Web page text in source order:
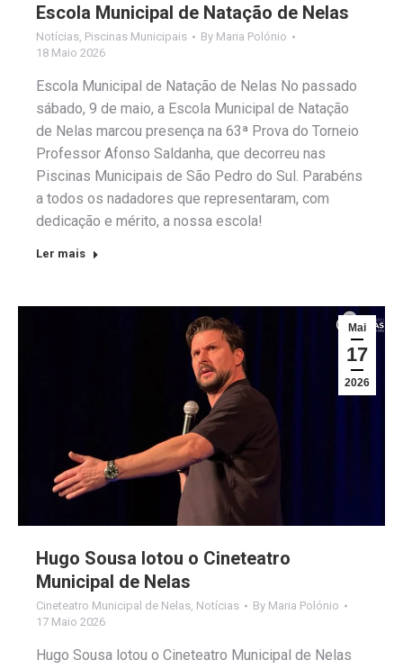
Escola Municipal de Natação de Nelas
Notícias Piscinas Municipais By Maria Polónio
18 Maio 2026
Escola Municipal de Natação de Nelas No passado
sábado, 9 de maio, a Escola Municipal de Natação
de Nelas marcou presença na 63ª Prova do Torneio
Professor Afonso Saldanha, que decorreu nas
Piscinas Municipais de São Pedro do Sul. Parabéns
a todos os nadadores que representaram, com
dedicação e mérito, a nossa escola!
Ler mais
Mai
17
2026
Hugo Sousa lotou o Cineteatro
Municipal de Nelas
Cineteatro Municipal de Nelas, Notícias By Maria Polónio
17 Maio 2026
Hugo Sousa lotou o Cineteatro Municipal de Nelas